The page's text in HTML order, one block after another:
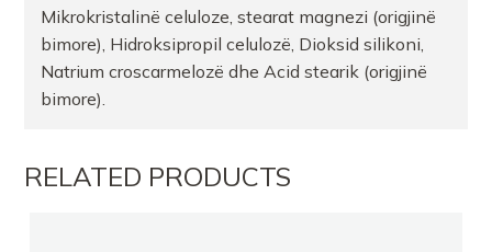
Mikrokristalinë celuloze, stearat magnezi (origjinë
bimore), Hidroksipropil celulozë, Dioksid silikoni,
Natrium croscarmelozë dhe Acid stearik (origjinë
bimore).
RELATED PRODUCTS